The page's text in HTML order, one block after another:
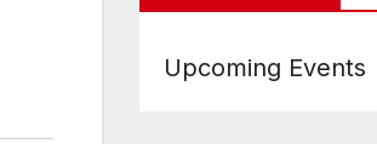
Upcoming Events